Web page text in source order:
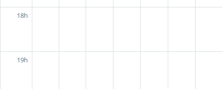
18h
19h